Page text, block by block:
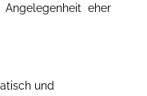
eher
und